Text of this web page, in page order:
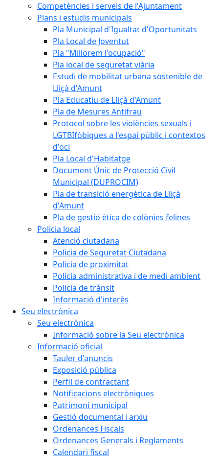
Competències i serveis de l'Ajuntament
Plans i estudis municipals
Pla Municipal d'Igualtat d'Oportunitats
Pla Local de Joventut
Pla "Millorem l'ocupació"
Pla local de seguretat viària
Estudi de mobilitat urbana sostenible de
Lliçà d'Amunt
Pla Educatiu de Lliçà d'Amunt
Pla de Mesures Antifrau
Protocol sobre les violències sexuals i
LGTBIfòbiques a l'espai públic i contextos
d'oci
Pla Local d'Habitatge
Document Únic de Protecció Civil
Municipal (DUPROCIM)
Pla de transició energètica de Lliçà
d'Amunt
Pla de gestió ètica de colònies felines
Policia local
Atenció ciutadana
Policia de Seguretat Ciutadana
Policia de proximitat
Policia administrativa i de medi ambient
Policia de trànsit
Informació d'interès
Seu electrònica
Seu electrònica
Informació sobre la Seu electrònica
Informació oficial
Tauler d'anuncis
Exposició pública
Perfil de contractant
Notificacions electròniques
Patrimoni municipal
Gestió documental i arxiu
Ordenances Fiscals
Ordenances Generals i Reglaments
Calendari fiscal